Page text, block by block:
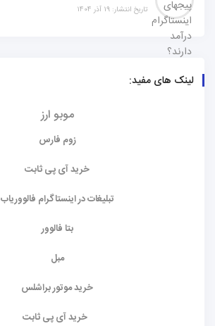
تاریخ انتشار: 19 آذر 1404
لینک های مفید:
موبو ارز
زوم فارس
خرید آی پی ثابت
تبلیغات در اینستاگرام فالووریاب
بتا فالوور
مبل
خرید موتور براشلس
خرید آی پی ثابت